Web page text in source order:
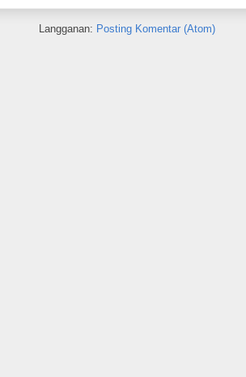
Langganan: Posting Komentar (Atom)